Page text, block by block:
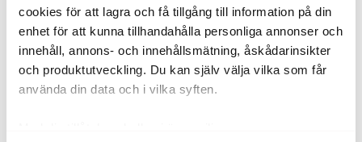
cookies för att lagra och få tillgång till information på din
enhet för att kunna tillhandahålla personliga annonser och
innehåll, annons- och innehållsmätning, åskådarinsikter
och produktutveckling. Du kan själv välja vilka som får
använda din data och i vilka syften.
Låt dig inspireras av våra kunder